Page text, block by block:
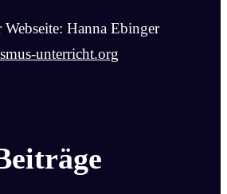
Hanna Ebinger
unterricht.org